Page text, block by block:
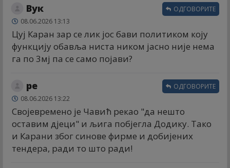
Вук
08.06.2026 13:13
Цуј Каран зар се лик јос бави политиком коју
функцију обавља ниста ником јасно није нема
га по 3мј па се само појави?
ОДГОВОРИТЕ
ре
08.06.2026 13:22
Својевремено је Чавић рекао "да нешто
оставим дјеци" и љига побјегла Додику. Тако
и Карани због синове фирме и добијених
тендера, ради то што ради!
ОДГОВОРИТЕ